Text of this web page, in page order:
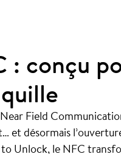
: conçu
Field
et désormais
to Unlock, le NFC